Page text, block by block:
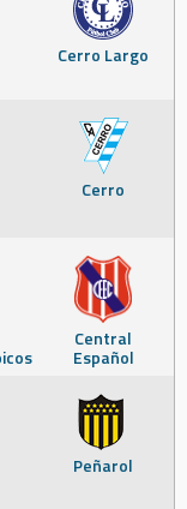
Cerro Largo
Cerro
Central
Español
Peñarol